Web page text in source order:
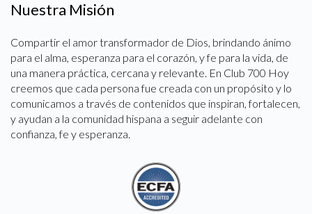
Nuestra Misión
Compartir el amor transformador de Dios, brindando ánimo
para el alma, esperanza para el corazón, y fe para la vida, de
una manera práctica, cercana y relevante. En Club 700 Hoy
creemos que cada persona fue creada con un propósito y lo
comunicamos a través de contenidos que inspiran, fortalecen,
y ayudan a la comunidad hispana a seguir adelante con
confianza, fe y esperanza.